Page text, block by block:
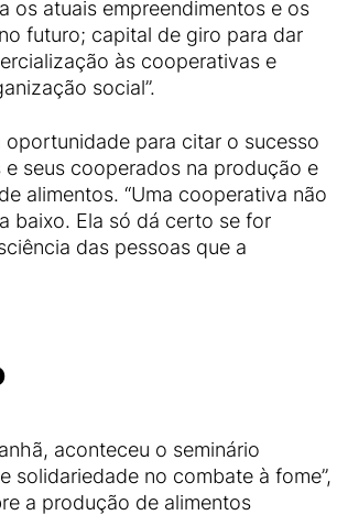
os atuais empreendimentos e os
futuro; capital de giro para dar
às cooperativas e
social”.
oportunidade para citar o sucesso
seus cooperados na produção e
alimentos. “Uma cooperativa não
baixo. Ela só dá certo se for
das pessoas que a
aconteceu o seminário
solidariedade no combate à fome”,
a produção de alimentos